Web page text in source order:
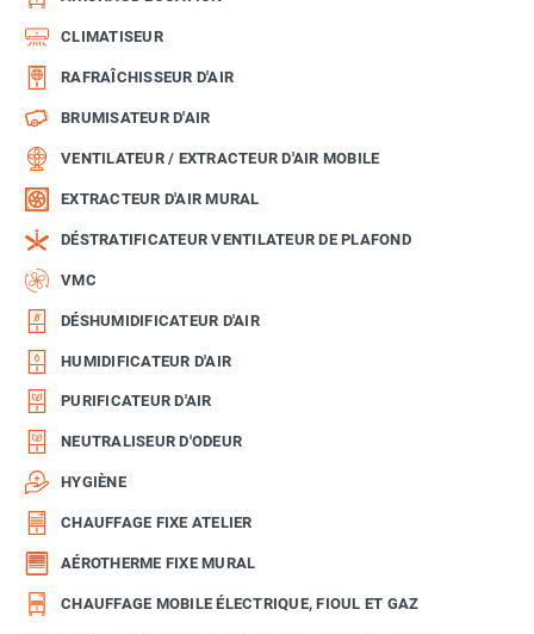
CLIMATISEUR
RAFRAÎCHISSEUR D'AIR
BRUMISATEUR D'AIR
VENTILATEUR / EXTRACTEUR D'AIR MOBILE
EXTRACTEUR D'AIR MURAL
DÉSTRATIFICATEUR VENTILATEUR DE PLAFOND
VMC
DÉSHUMIDIFICATEUR D'AIR
HUMIDIFICATEUR D'AIR
PURIFICATEUR D'AIR
NEUTRALISEUR D'ODEUR
HYGIÈNE
CHAUFFAGE FIXE ATELIER
AÉROTHERME FIXE MURAL
CHAUFFAGE MOBILE ÉLECTRIQUE, FIOUL ET GAZ